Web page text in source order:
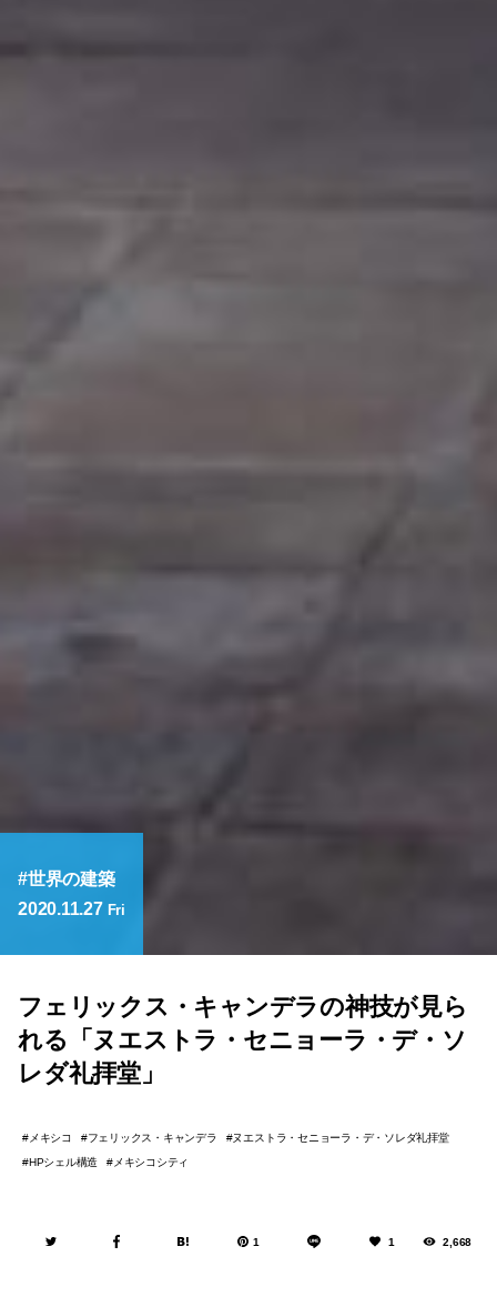
世界の建築
2020.11.27 Fri
フェリックス・キャンデラの神技が見ら
れる「ヌエストラ・セニョーラ・デ・ソ
レダ礼拝堂」
メキシコ フェリックス・キャンデラ
ヌエストラ・セニョーラ・デ・ソレダ礼拝堂
HPシェル構造
メキシコシティ
1 1 2,668